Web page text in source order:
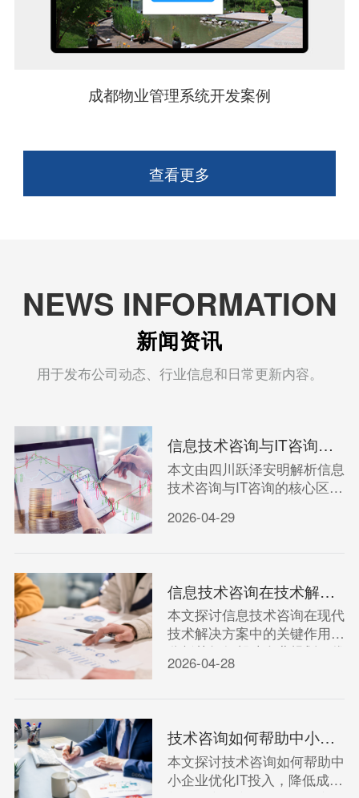
成都物业管理系统开发案例
查看更多
NEWS INFORMATION
新闻资讯
用于发布公司动态、行业信息和日常更新内容。
信息技术咨询与IT咨询有何不同？四川跃泽安明为您解答
本文由四川跃泽安明解析信息
技术咨询与IT咨询的核心区
围、目标及实际应用中的差
2026-04-29
信息技术咨询在技术解决方案中扮演什么角色？
本文探讨信息技术咨询在现代
技术解决方案中的关键作用，
分析其如何帮助企业规划、优
化和实施技术策略，提升效率
2026-04-28
技术咨询如何帮助中小企业降低IT成本并提升竞争力？
本文探讨技术咨询如何帮助中
小企业优化IT投入，降低成本